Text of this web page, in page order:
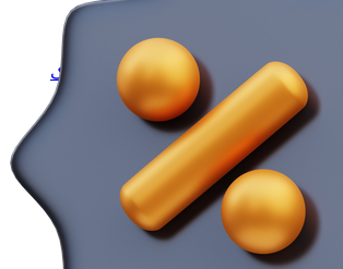
خط تولید تلویزیون
همه خط تولید لوازم الکترونیک
همه دستگاه های تولید
ماشین آلات صنعتی
ماشین آلات صنعتی
فرز cnc
فرز cnc
فرز افقی CNC
فرز بورینگ cnc
فرز دروازه ای CNC
فرز دنده زنی CNC